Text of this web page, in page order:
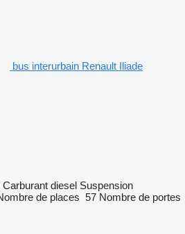
bus interurbain Renault Iliade
Carburant diesel Suspension
de places 57 Nombre de portes